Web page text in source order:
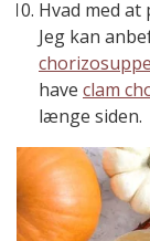
Hvad med
Jeg kan
chorizosuppe
have clam
længe siden.